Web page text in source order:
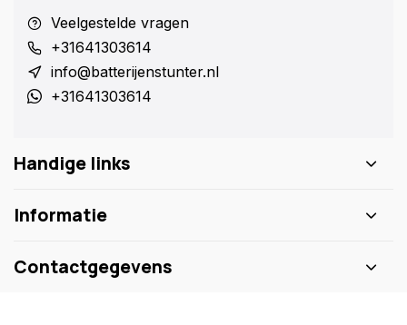
Veelgestelde vragen
+31641303614
info@batterijenstunter.nl
+31641303614
Handige links
Informatie
Contactgegevens